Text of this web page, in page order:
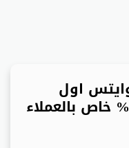
اول
طلب خصم 50% خاص بالعملاء